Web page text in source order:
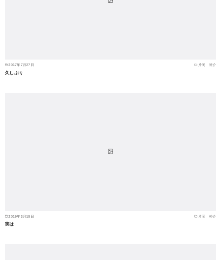
2017年7月27日 片岡 裕介
久しぶり
2019年3月19日 片岡 裕介
実は